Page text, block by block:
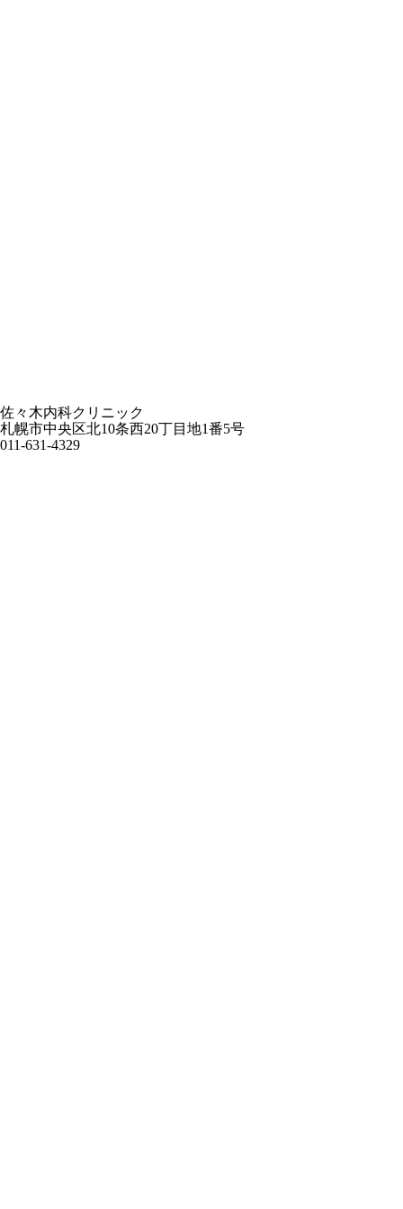
佐々木内科クリニック
札幌市中央区北10条西20丁目地1番5号
011-631-4329